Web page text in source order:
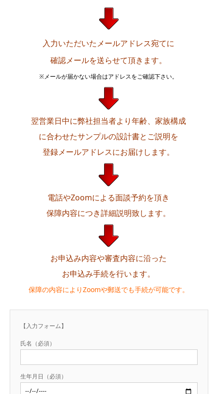
入力いただいたメールアドレス宛てに
確認メールを送らせて頂きます。
※メールが届かない場合はアドレスをご確認下さい。
翌営業日中に弊社担当者より年齢、家族構成
に合わせたサンプルの設計書とご説明を
登録メールアドレスにお届けします。
電話やZoomによる面談予約を頂き
保障内容につき詳細説明致します。
お申込み内容や審査内容に沿った
お申込み手続を行います。
保障の内容によりZoomや郵送でも手続が可能です。
【入力フォーム】
氏名（必須）
生年月日（必須）